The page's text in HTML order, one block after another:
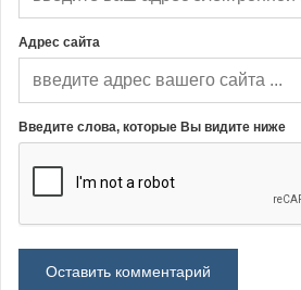
Адрес сайта
Введите слова, которые Вы видите ниже